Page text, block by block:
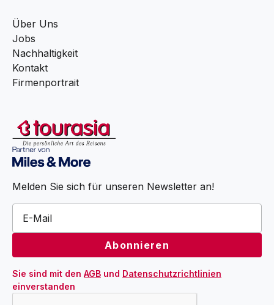
Über Uns
Jobs
Nachhaltigkeit
Kontakt
Firmenportrait
Melden Sie sich für unseren Newsletter an!
Sie sind mit den AGB und Datenschutzrichtlinien
einverstanden